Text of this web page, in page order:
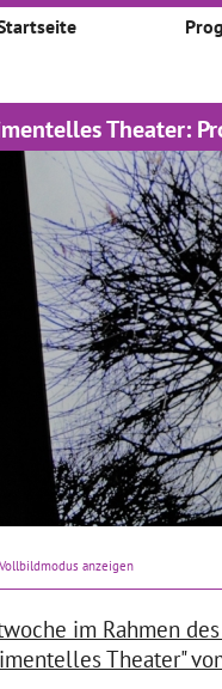
Theater:
anzeigen
im Rahmen
Theater"
Projekte
Auswählen nach:
Unsere Keramikwelt
"Wollt ihr wissen, wie wir
entstanden sind?" Foto: doroB.
01.02.2012–23.07.2012
Wenn der Kunstraum zur
der Novalisschule in Bad
Tennstedt beschäftigten sich
in dem Projekt „Unsere